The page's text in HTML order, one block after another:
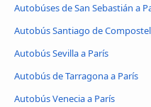
Autobúses de San Sebastián a
Autobús Santiago de
Autobús Sevilla a París
Autobús de Tarragona a París
Autobús Venecia a París